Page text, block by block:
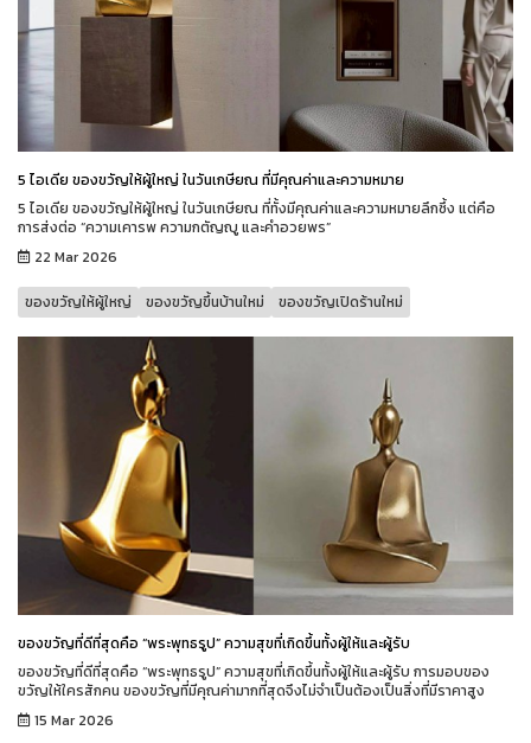
5 ไอเดีย ของขวัญให้ผู้ใหญ่ ในวันเกษียณ ที่มีคุณค่าและความหมาย
5 ไอเดีย ของขวัญให้ผู้ใหญ่ ในวันเกษียณ ที่ทั้งมีคุณค่าและความหมายลึกซึ้ง แต่คือ
การส่งต่อ “ความเคารพ ความกตัญญู และคำอวยพร”
22 Mar 2026
ของขวัญให้ผู้ใหญ่ ของขวัญขึ้นบ้านใหม่ ของขวัญเปิดร้านใหม่
ของขวัญที่ดีที่สุดคือ “พระพุทธรูป” ความสุขที่เกิดขึ้นทั้งผู้ให้และผู้รับ
ของขวัญที่ดีที่สุดคือ “พระพุทธรูป” ความสุขที่เกิดขึ้นทั้งผู้ให้และผู้รับ การมอบของ
ขวัญให้ใครสักคน ของขวัญที่มีคุณค่ามากที่สุดจึงไม่จำเป็นต้องเป็นสิ่งที่มีราคาสูง
15 Mar 2026